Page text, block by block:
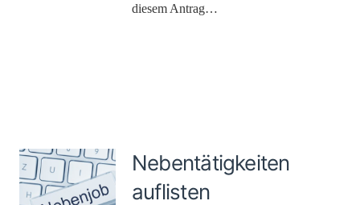
diesem Antrag…
Nebentätigkeiten
auflisten